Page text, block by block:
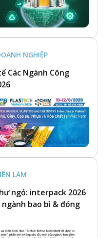
NGHIỆP
Các Ngành Công
LÃM
ngỏ: interpack 2026
bao bì & đóng